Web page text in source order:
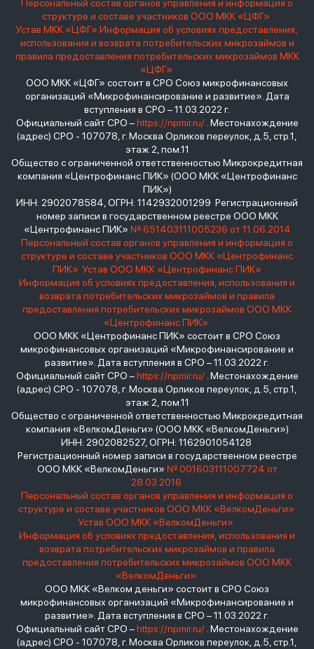
Персональный состав органов управления и информация о
структуре и составе участников ООО МКК «ЦФГ»
Устав МКК «ЦФГ» Информация об условиях предоставления,
использования и возврата потребительских микрозаймов и
правила предоставления потребительских микрозаймов МКК
«ЦФГ»
ООО МКК «ЦФГ» состоит в СРО Союз микрофинансовых
организаций «Микрофинансирование и развитие». Дата
вступления в СРО – 11.03.2022 г.
Официальный сайт СРО –https://npmir.ru/. Местонахождение
(адрес) СРО - 107078, г. Москва Орликов переулок, д.5, стр.1,
этаж 2, пом.11
Общество с ограниченной ответственностью Микрокредитная
компания «Центрофинанс ПИК» (ООО МКК «Центрофинанс
ПИК»)
ИНН: 2902078584, ОГРН: 1142932001299 Регистрационный
номер записи в государственном реестре ООО МКК
«Центрофинанс ПИК» № 651403111005236 от 11.06.2014
Персональный состав органов управления и информация о
структуре и составе участников ООО МКК «Центрофинанс
ПИК» Устав ООО МКК «Центрофинанс ПИК»
Информация об условиях предоставления, использования и
возврата потребительских микрозаймов и правила
предоставления потребительских микрозаймов ООО МКК
«Центрофинанс ПИК»
ООО МКК «Центрофинанс ПИК» состоит в СРО Союз
микрофинансовых организаций «Микрофинансирование и
развитие». Дата вступления в СРО – 11.03.2022 г.
Официальный сайт СРО –https://npmir.ru/. Местонахождение
(адрес) СРО - 107078, г. Москва Орликов переулок, д.5, стр.1,
этаж 2, пом.11
Общество с ограниченной ответственностью Микрокредитная
компания «ВелкомДеньги» (ООО МКК «ВелкомДеньги»)
ИНН: 2902082527, ОГРН: 1162901054128
Регистрационный номер записи в государственном реестре
ООО МКК «ВелкомДеньги» № 001603111007724 от
28.03.2016
Персональный состав органов управления и информация о
структуре и составе участников ООО МКК «ВелкомДеньги»
Устав ООО МКК «ВелкомДеньги»
Информация об условиях предоставления, использования и
возврата потребительских микрозаймов и правила
предоставления потребительских микрозаймов ООО МКК
«ВелкомДеньги»
ООО МКК «Велком деньги» состоит в СРО Союз
микрофинансовых организаций «Микрофинансирование и
развитие». Дата вступления в СРО – 11.03.2022 г.
Официальный сайт СРО –https://npmir.ru/. Местонахождение
(адрес) СРО - 107078, г. Москва Орликов переулок, д.5, стр.1,